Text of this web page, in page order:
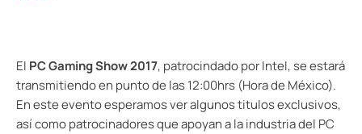
El PC Gaming Show 2017, patrocindado por Intel, se estará
transmitiendo en punto de las 12:00hrs (Hora de México).
En este evento esperamos ver algunos titulos exclusivos,
así como patrocinadores que apoyan a la industria del PC